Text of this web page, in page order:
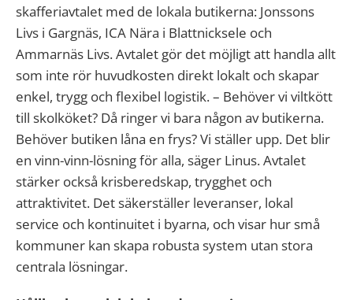
skafferiavtalet med de lokala butikerna: Jonssons
Livs i Gargnäs, ICA Nära i Blattnicksele och
Ammarnäs Livs. Avtalet gör det möjligt att handla allt
som inte rör huvudkosten direkt lokalt och skapar
enkel, trygg och flexibel logistik. – Behöver vi viltkött
till skolköket? Då ringer vi bara någon av butikerna.
Behöver butiken låna en frys? Vi ställer upp. Det blir
en vinn-vinn-lösning för alla, säger Linus. Avtalet
stärker också krisberedskap, trygghet och
attraktivitet. Det säkerställer leveranser, lokal
service och kontinuitet i byarna, och visar hur små
kommuner kan skapa robusta system utan stora
centrala lösningar.